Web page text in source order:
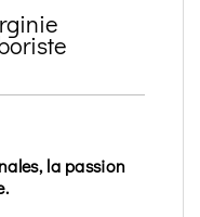
la passion